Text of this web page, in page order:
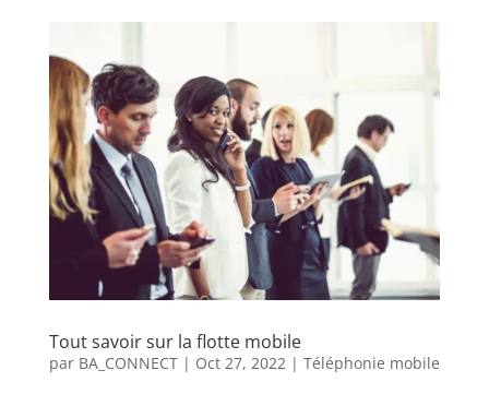
Tout savoir sur la flotte mobile
par BA_CONNECT| Oct 27, 2022| Téléphonie mobile